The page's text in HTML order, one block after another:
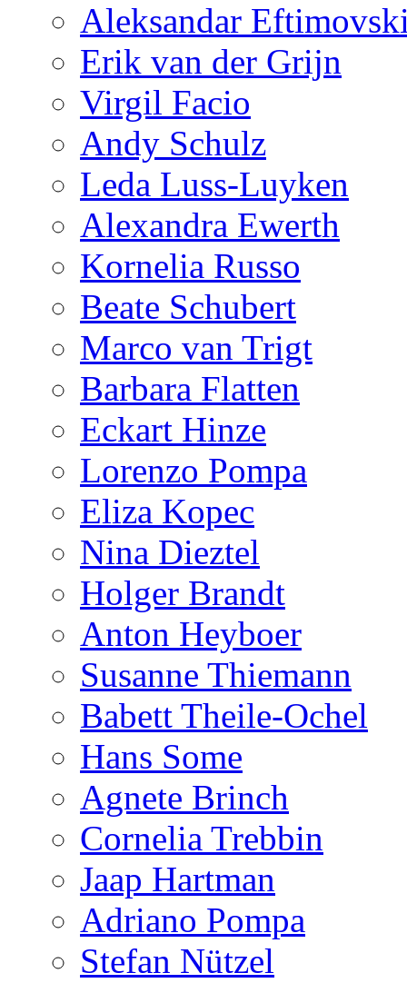
Aleksandar
Erik van der Grijn
Virgil Facio
Andy Schulz
Leda Luss-Luyken
Alexandra Ewerth
Kornelia Russo
Beate Schubert
Marco van Trigt
Barbara Flatten
Eckart Hinze
Lorenzo Pompa
Eliza Kopec
Nina Dieztel
Holger Brandt
Anton Heyboer
Susanne Thiemann
Babett Theile-Ochel
Hans Some
Agnete Brinch
Cornelia Trebbin
Jaap Hartman
Adriano Pompa
Stefan Nützel